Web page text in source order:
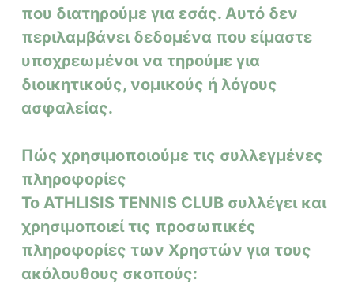
που διατηρούμε για εσάς. Αυτό δεν
περιλαμβάνει δεδομένα που είμαστε
υποχρεωμένοι να τηρούμε για
διοικητικούς, νομικούς ή λόγους
ασφαλείας.
Πώς χρησιμοποιούμε τις συλλεγμένες
πληροφορίες
Το ATHLISIS TENNIS CLUB συλλέγει και
χρησιμοποιεί τις προσωπικές
πληροφορίες των Χρηστών για τους
ακόλουθους σκοπούς: